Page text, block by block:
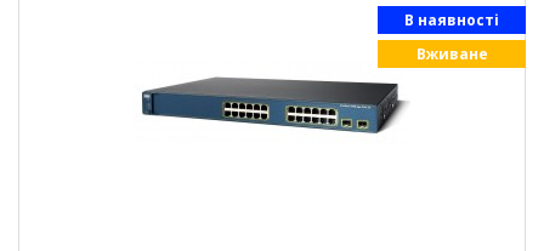
В наявності
Вживане